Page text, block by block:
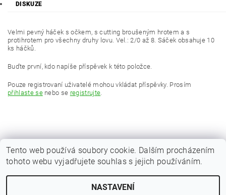
DISKUZE
Velmi pevný háček s očkem, s cutting broušeným hrotem a s
protihrotem pro všechny druhy lovu. Vel.: 2/0 až 8. Sáček obsahuje 10
ks háčků.
Buďte první, kdo napíše příspěvek k této položce.
Pouze registrovaní uživatelé mohou vkládat příspěvky. Prosím
přihlaste senebo se registrujte.
Zboží.cz Heureka.cz
Tento web používá soubory cookie. Dalším procházením
tohoto webu vyjadřujete souhlas s jejich používáním.
NASTAVENÍ